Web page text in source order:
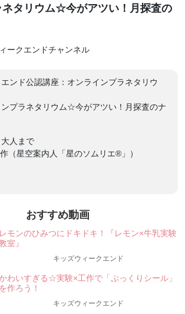
タリウム☆今がアツい！月探査の
ークエンドチャンネル
エンド公認講座：オンラインプラネタリウ
プラネタリウム☆今がアツい！月探査のナ
人まで
星空案内人「星のソムリエ®」）
タリウム」は、小学生を対象にした
ついて楽しく学ぶオンライン講座です。
ら月に向かって3機の「月着陸船」が打上げ
げられ、1年の間に4機もの「月着陸船」
なります。
陸船が月を目指すのは歴史上初めてです！
探査・月面開発」をテーマに
歴史を振り返りながら学びます。
おすすめ動画
レモンのひみつにドキドキ！『レモン×牛乳実験
室』
キッズウィークエンド
わいすぎる☆実験×工作で「ぷっくりシール」
を作ろう！
キッズウィークエンド